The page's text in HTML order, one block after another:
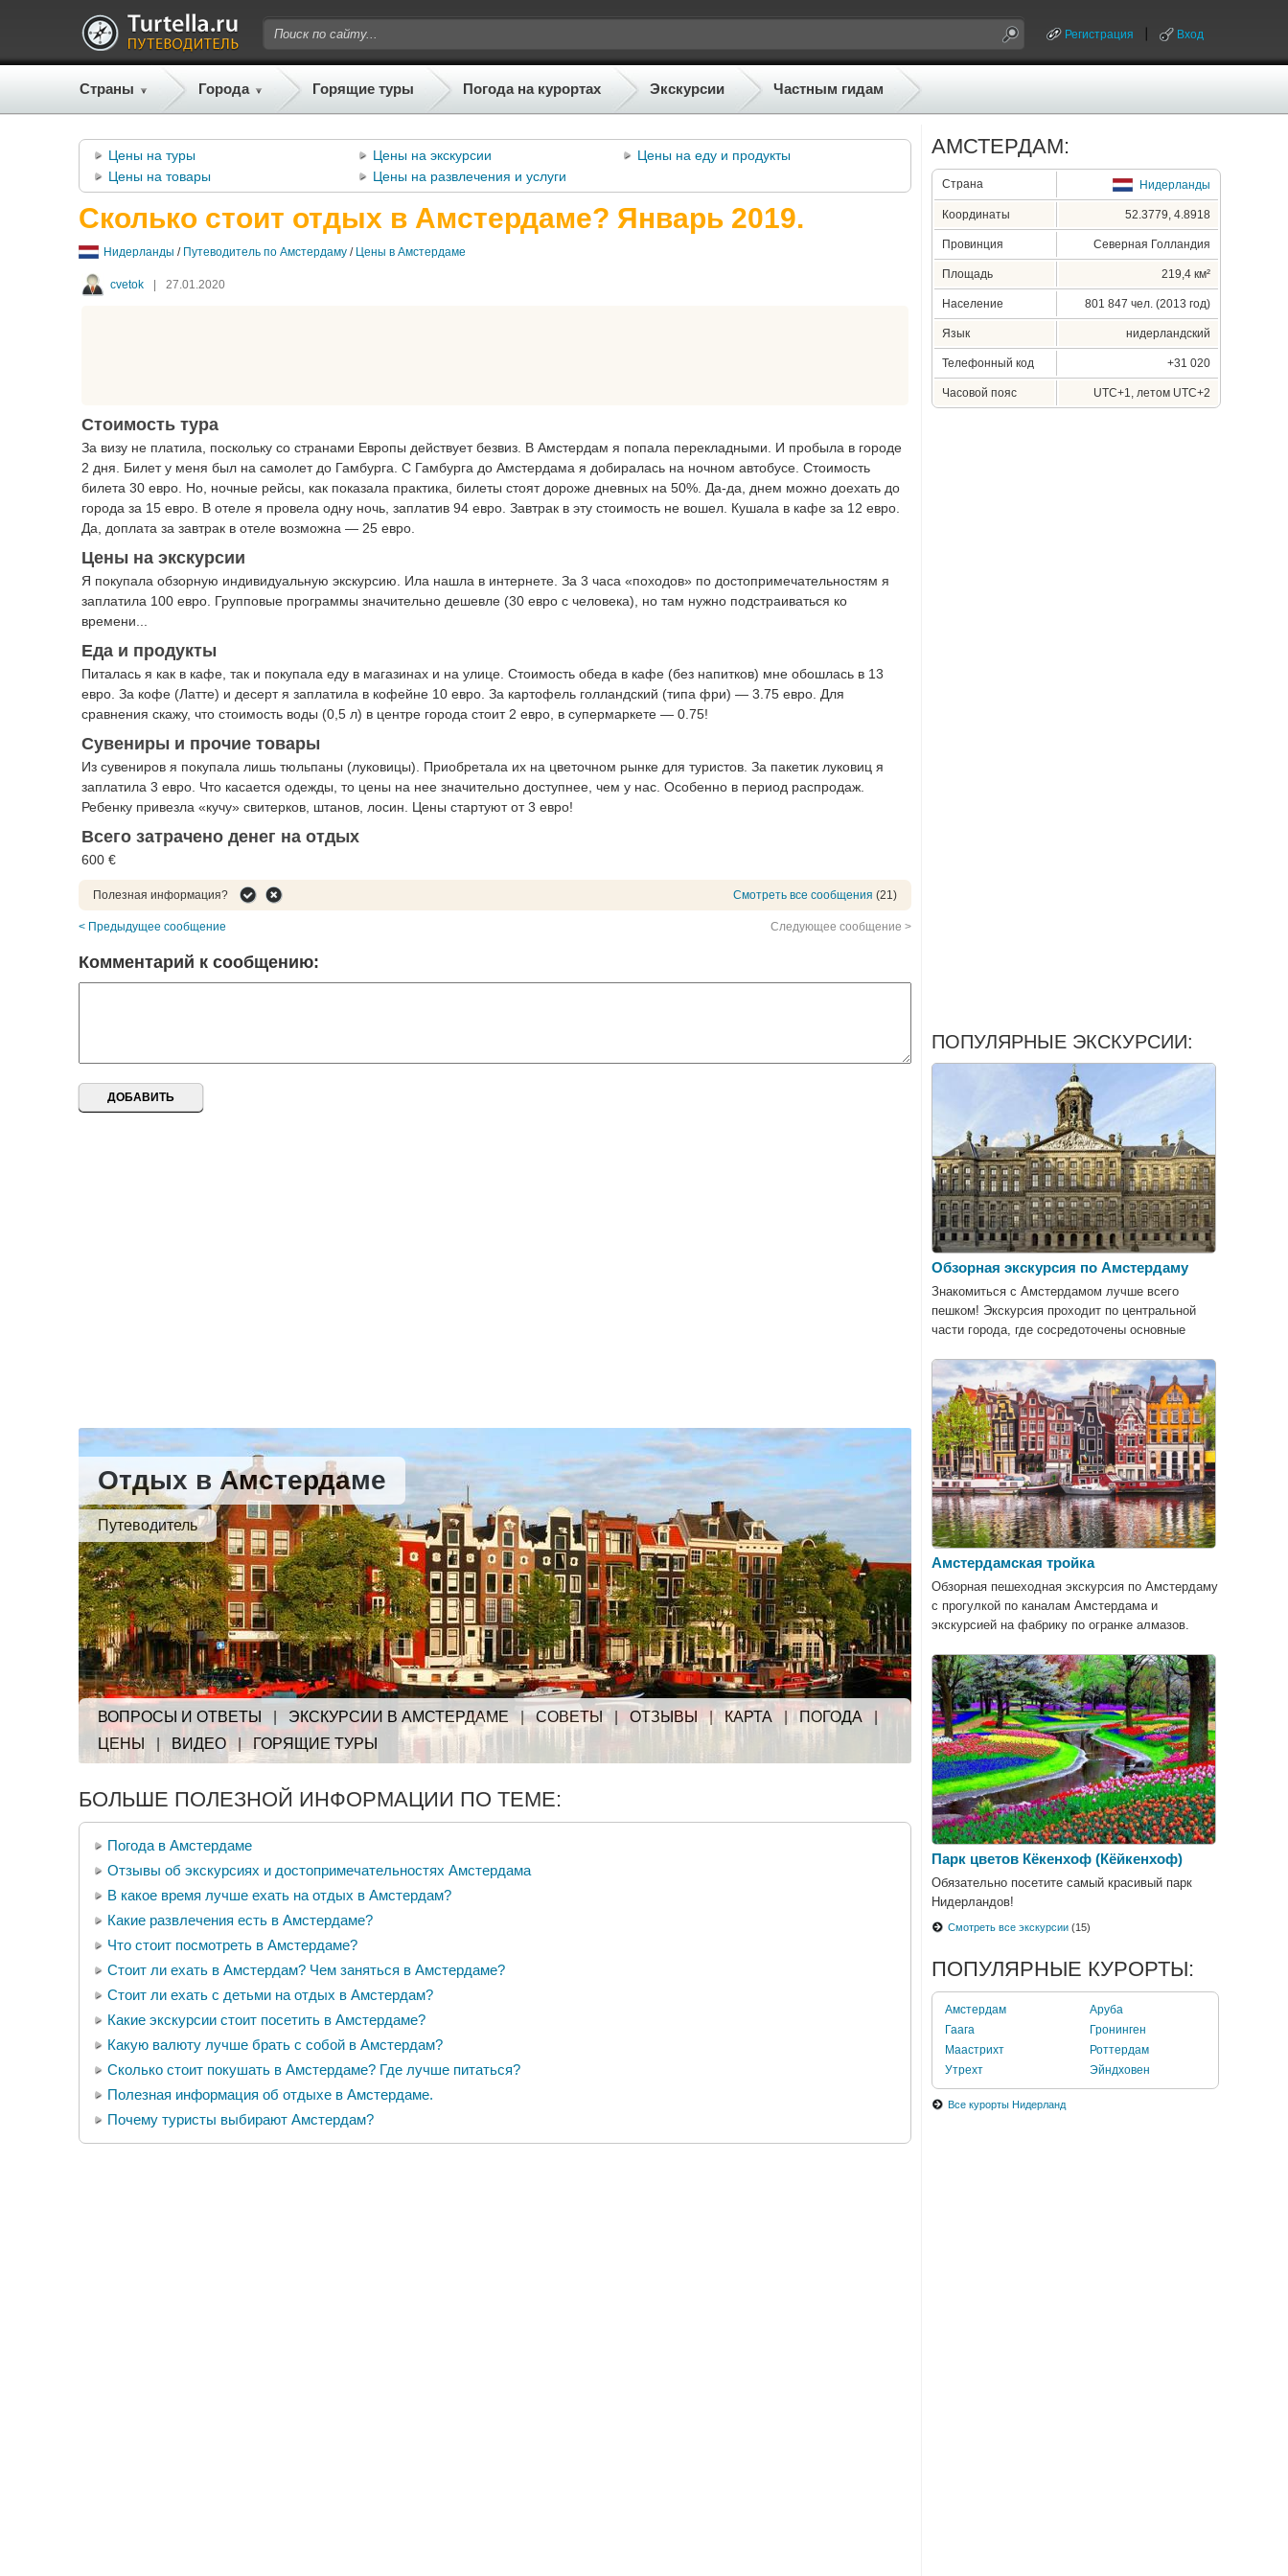
Регистрация Вход
Страны Города Горящие туры Погода на курортах Экскурсии Частным гидам
Цены на туры Цены на экскурсии
Цены на еду и продукты
Цены на товары
Цены на развлечения и услуги
Сколько стоит отдых в Амстердаме? Январь 2019.
Нидерланды / Путеводитель по Амстердаму / Цены в Амстердаме
cvetok | 27.01.2020
Стоимость тура
За визу не платила, поскольку со странами Европы действует безвиз. В Амстердам я попала перекладными. И пробыла в городе
2 дня. Билет у меня был на самолет до Гамбурга. С Гамбурга до Амстердама я добиралась на ночном автобусе. Стоимость
билета 30 евро. Но, ночные рейсы, как показала практика, билеты стоят дороже дневных на 50%. Да-да, днем можно доехать до
города за 15 евро. В отеле я провела одну ночь, заплатив 94 евро. Завтрак в эту стоимость не вошел. Кушала в кафе за 12 евро.
Да, доплата за завтрак в отеле возможна — 25 евро.
Цены на экскурсии
Я покупала обзорную индивидуальную экскурсию. Ила нашла в интернете. За 3 часа «походов» по достопримечательностям я
заплатила 100 евро. Групповые программы значительно дешевле (30 евро с человека), но там нужно подстраиваться ко
времени...
Еда и продукты
Питалась я как в кафе, так и покупала еду в магазинах и на улице. Стоимость обеда в кафе (без напитков) мне обошлась в 13
евро. За кофе (Латте) и десерт я заплатила в кофейне 10 евро. За картофель голландский (типа фри) — 3.75 евро. Для
сравнения скажу, что стоимость воды (0,5 л) в центре города стоит 2 евро, в супермаркете — 0.75!
Сувениры и прочие товары
Из сувениров я покупала лишь тюльпаны (луковицы). Приобретала их на цветочном рынке для туристов. За пакетик луковиц я
заплатила 3 евро. Что касается одежды, то цены на нее значительно доступнее, чем у нас. Особенно в период распродаж.
Ребенку привезла «кучу» свитерков, штанов, лосин. Цены стартуют от 3 евро!
Всего затрачено денег на отдых
600 €
Полезная информация? Смотреть все сообщения (21)
< Предыдущее сообщение Следующее сообщение >
Комментарий к сообщению:
Отдых в Амстердаме
Путеводитель
ВОПРОСЫ И ОТВЕТЫ ЭКСКУРСИИ В АМСТЕРДАМЕ|СОВЕТЫ| ОТЗЫВЫ | КАРТА ПОГОДА
ЦЕНЫ
ВИДЕО ГОРЯЩИЕ ТУРЫ
БОЛЬШЕ ПОЛЕЗНОЙ ИНФОРМАЦИИ ПО ТЕМЕ:
Погода в Амстердаме
Отзывы об экскурсиях и достопримечательностях Амстердама
В какое время лучше ехать на отдых в Амстердам?
Какие развлечения есть в Амстердаме?
Что стоит посмотреть в Амстердаме?
Стоит ли ехать в Амстердам? Чем заняться в Амстердаме?
Стоит ли ехать с детьми на отдых в Амстердам?
Какие экскурсии стоит посетить в Амстердаме?
Какую валюту лучше брать с собой в Амстердам?
Сколько стоит покушать в Амстердаме? Где лучше питаться?
Полезная информация об отдыхе в Амстердаме.
Почему туристы выбирают Амстердам?
АМСТЕРДАМ:
Страна Нидерланды
Координаты 52.3779, 4.8918
Провинция Северная Голландия
Площадь 219,4 км²
Население 801 847 чел. (2013 год)
Язык нидерландский
Телефонный код +31 020
Часовой пояс UTC+1, летом UTC+2
ПОПУЛЯРНЫЕ ЭКСКУРСИИ:
Обзорная экскурсия по Амстердаму
Знакомиться с Амстердамом лучше всего
пешком! Экскурсия проходит по центральной
части города, где сосредоточены основные
Амстердамская тройка
Обзорная пешеходная экскурсия по Амстердаму
с прогулкой по каналам Амстердама и
экскурсией на фабрику по огранке алмазов.
Парк цветов Кёкенхоф (Кёйкенхоф)
Обязательно посетите самый красивый парк
Нидерландов!
Смотреть все экскурсии (15)
ПОПУЛЯРНЫЕ КУРОРТЫ:
Амстердам
Аруба
Гаага
Гронинген
Маастрихт
Роттердам
Утрехт
Эйндховен
Все курорты Нидерланд